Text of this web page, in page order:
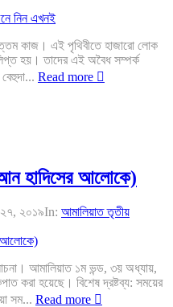
কাজ। এই পৃথিবীতে হাজারো লোক
হয়। তাদের এই অবৈধ সম্পর্ক
Read more
হাদিসের আলোকে)
২৭, ২০১৯In: আমালিয়াত তৃতীয়
আমালিয়াত ১ম ভন্ড, ৩য় অধ্যায়,
করা হয়েছে। বিশেষ দ্রষ্টব্য: সময়ের
সম... Read more